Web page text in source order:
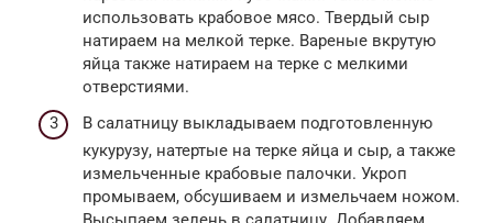
использовать крабовое мясо. Твердый сыр
натираем на мелкой терке. Вареные вкрутую
яйца также натираем на терке с мелкими
отверстиями.
В салатницу выкладываем подготовленную
кукурузу, натертые на терке яйца и сыр, а также
измельченные крабовые палочки. Укроп
промываем, обсушиваем и измельчаем ножом.